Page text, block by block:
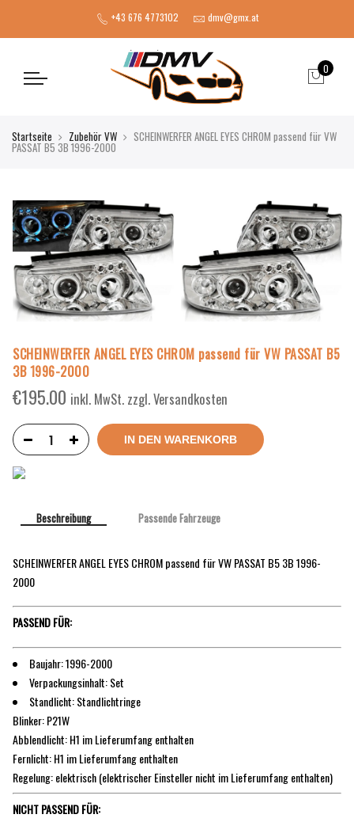
+43 676 4773102 dmv@gmx.at
0
Startseite Zubehör VW SCHEINWERFER ANGEL EYES CHROM passend für VW
PASSAT B5 3B 1996-2000
SCHEINWERFER ANGEL EYES CHROM passend für VW PASSAT B5
3B 1996-2000
€195.00 inkl. MwSt. zzgl. Versandkosten
IN DEN WARENKORB
Beschreibung Passende Fahrzeuge
SCHEINWERFER ANGEL EYES CHROM passend für VW PASSAT B5 3B 1996-
2000
PASSEND FÜR:
Baujahr: 1996-2000
Verpackungsinhalt: Set
Standlicht: Standlichtringe
Blinker: P21W
Abblendlicht: H1 im Lieferumfang enthalten
Fernlicht: H1 im Lieferumfang enthalten
Regelung: elektrisch (elektrischer Einsteller nicht im Lieferumfang enthalten)
NICHT PASSEND FÜR: